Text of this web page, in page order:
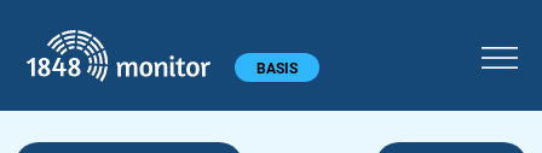
Hoofdmenu BASIS